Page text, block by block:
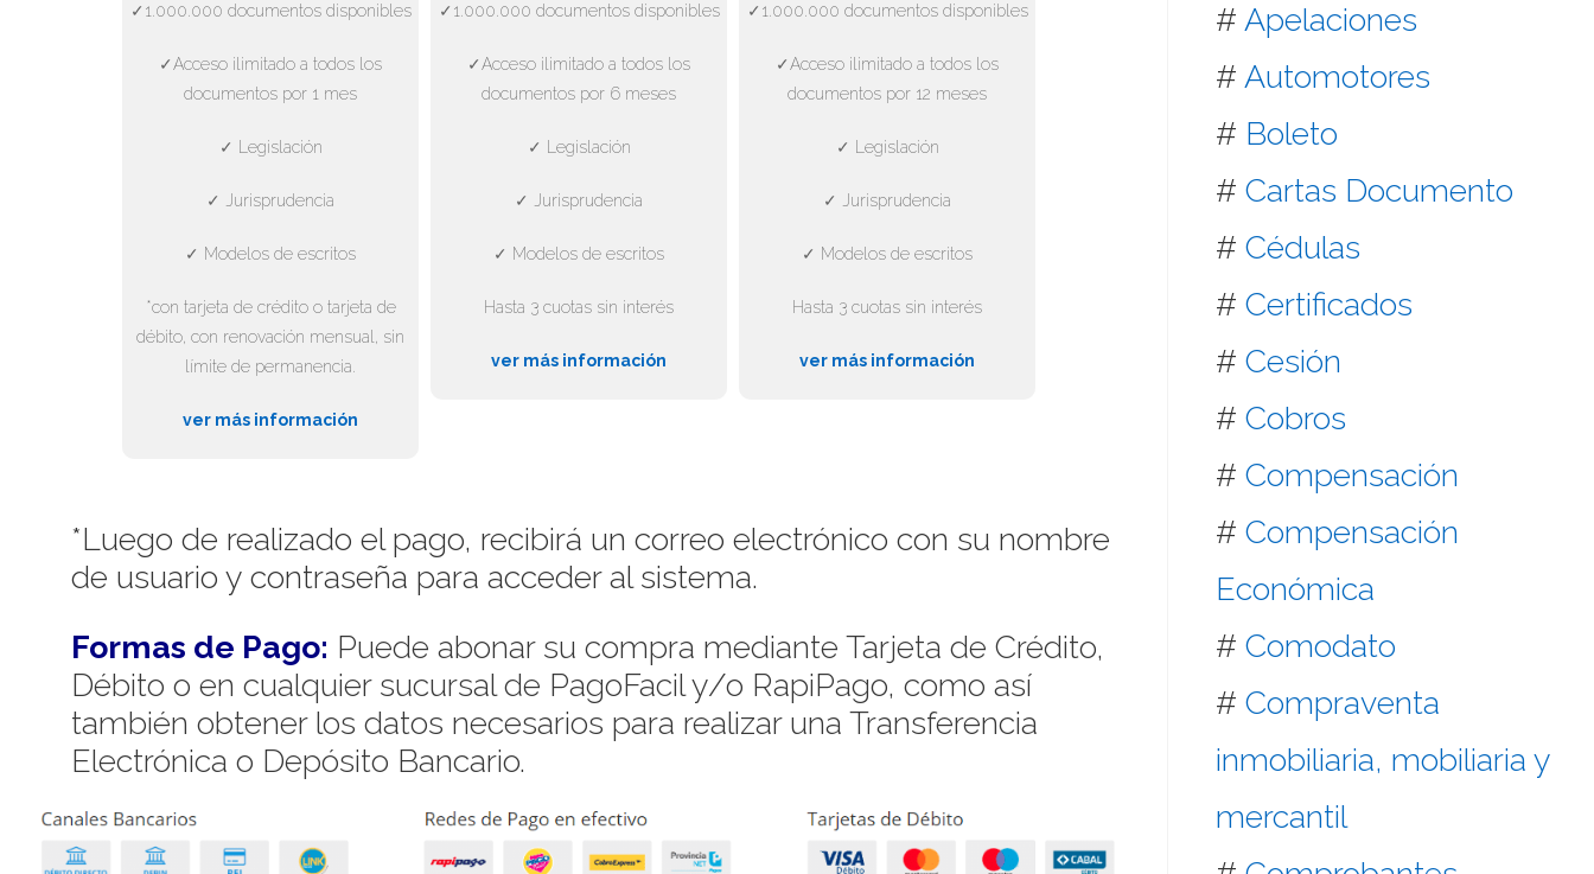
✓1.000.000 documentos disponibles
✓Acceso ilimitado a todos los
documentos por 1 mes
✓ Legislación
✓ Jurisprudencia
✓ Modelos de escritos
*con tarjeta de crédito o tarjeta de
débito, con renovación mensual, sin
límite de permanencia.
ver más información
✓1.000.000 documentos disponibles
✓Acceso ilimitado a todos los
documentos por 6 meses
✓ Legislación
✓ Jurisprudencia
✓ Modelos de escritos
Hasta 3 cuotas sin interés
ver más información
✓1.000.000 documentos disponibles
✓Acceso ilimitado a todos los
documentos por 12 meses
✓ Legislación
✓ Jurisprudencia
✓ Modelos de escritos
Hasta 3 cuotas sin interés
ver más información
*Luego de realizado el pago, recibirá un correo electrónico con su nombre
de usuario y contraseña para acceder al sistema.
Formas de Pago: Puede abonar su compra mediante Tarjeta de Crédito,
Débito o en cualquier sucursal de PagoFacil y/o RapiPago, como así
también obtener los datos necesarios para realizar una Transferencia
Electrónica o Depósito Bancario.
# Apelaciones
# Automotores
# Boleto
#Cartas Documento
#Cédulas
#Certificados
#Cesión
#Cobros
#Compensación
#Compensación
Económica
#Comodato
#Compraventa
inmobiliaria, mobiliaria y
mercantil